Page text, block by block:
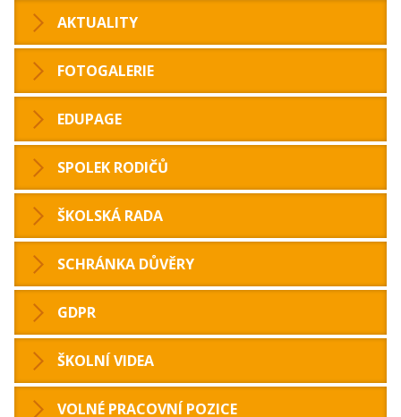
AKTUALITY
FOTOGALERIE
EDUPAGE
SPOLEK RODIČŮ
ŠKOLSKÁ RADA
SCHRÁNKA DŮVĚRY
GDPR
ŠKOLNÍ VIDEA
VOLNÉ PRACOVNÍ POZICE